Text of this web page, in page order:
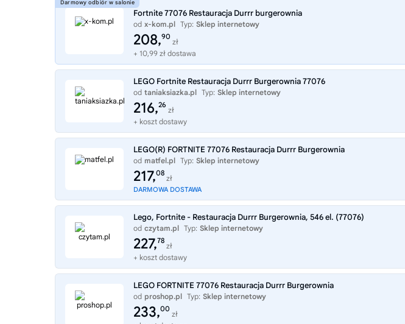
Fortnite 77076 Restauracja Durrr burgerownia
od x-kom.pl Typ: Sklep internetowy
208,90
zł
+ 10,99 zł dostawa
LEGO Fortnite Restauracja Durrr Burgerownia 77076
od taniaksiazka.pl Typ: Sklep internetowy
216,26
zł
+ koszt dostawy
LEGO(R) FORTNITE 77076 Restauracja Durrr Burgerownia
od matfel.pl Typ: Sklep internetowy
217,08
zł
DARMOWA DOSTAWA
Lego, Fortnite - Restauracja Durrr Burgerownia, 546 el. (77076)
od czytam.pl Typ: Sklep internetowy
227,78
zł
+ koszt dostawy
LEGO FORTNITE 77076 Restauracja Durrr Burgerownia
od proshop.pl Typ: Sklep internetowy
233,00
zł